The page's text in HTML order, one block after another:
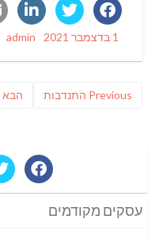
Posted1 בדצמבר 2021 Author
admin
Previous
Previous
התנדבות הבא
עסקים מקודמים